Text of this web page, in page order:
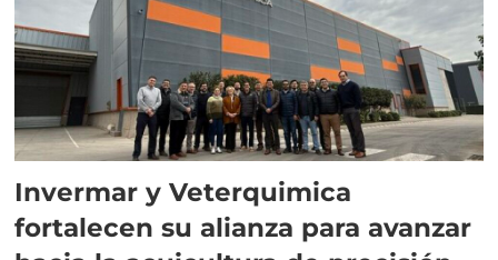
Invermar y Veterquimica
fortalecen su alianza para avanzar